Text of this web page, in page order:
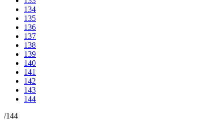
134
135
136
137
138
139
140
141
142
143
144
/144